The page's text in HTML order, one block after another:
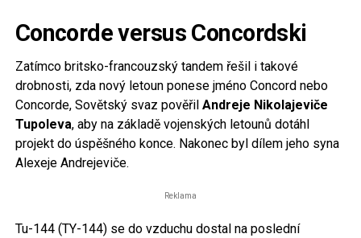
Concorde versus Concordski
Zatímco britsko-francouzský tandem řešil i takové
drobnosti, zda nový letoun ponese jméno Concord nebo
Concorde, Sovětský svaz pověřil Andreje Nikolajeviče
Tupoleva, aby na základě vojenských letounů dotáhl
projekt do úspěšného konce. Nakonec byl dílem jeho syna
Alexeje Andrejeviče.
Reklama
Tu-144 (TY-144) se do vzduchu dostal na poslední